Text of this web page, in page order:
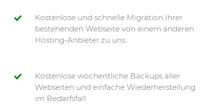
Kostenlose und schnelle Migration Ihrer
bestehenden Webseite von einem anderen
Hosting-Anbieter zu uns.
Kostenlose wöchentliche Backups aller
Webseiten und einfache Wiederherstellung
im Bedarfsfall.